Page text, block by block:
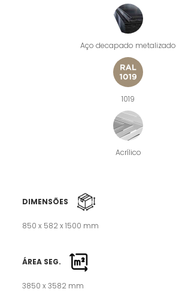
Aço decapado metalizado
1019
Acrílico
DIMENSÕES
850 x 582 x 1500 mm
ÁREA SEG.
3850 x 3582 mm